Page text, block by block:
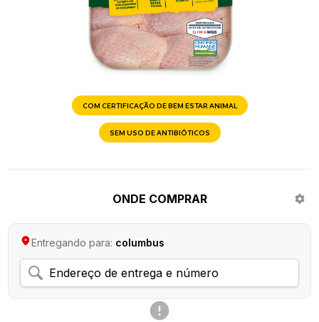
COM CERTIFICAÇÃO DE BEM ESTAR ANIMAL
SEM USO DE ANTIBIÓTICOS
ONDE COMPRAR
Entregando para: columbus